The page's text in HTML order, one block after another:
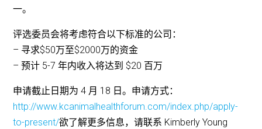
一。
评选委员会将考虑符合以下标准的公司：
– 寻求$50万至$2000万的资金
– 预计 5-7 年内收入将达到 $20 百万
申请截止日期为 4 月 18 日。申请方式：
http://www.kcanimalhealthforum.com/index.php/apply-
to-present/欲了解更多信息，请联系 Kimberly Young